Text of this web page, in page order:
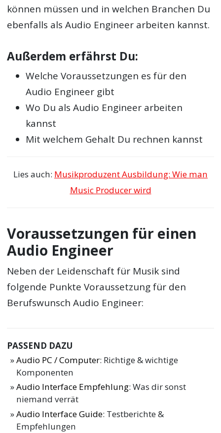
können müssen und in welchen Branchen Du
ebenfalls als Audio Engineer arbeiten kannst.
Außerdem erfährst Du:
Welche Voraussetzungen es für den
Audio Engineer gibt
Wo Du als Audio Engineer arbeiten
kannst
Mit welchem Gehalt Du rechnen kannst
Lies auch: Musikproduzent Ausbildung: Wie man
Music Producer wird
Voraussetzungen für einen
Audio Engineer
Neben der Leidenschaft für Musik sind
folgende Punkte Voraussetzung für den
Berufswunsch Audio Engineer:
PASSEND DAZU
Audio PC / Computer: Richtige & wichtige
Komponenten
Audio Interface Empfehlung: Was dir sonst
niemand verrät
Audio Interface Guide: Testberichte &
Empfehlungen